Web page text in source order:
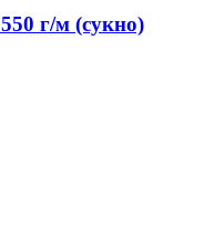
г/м (сукно)